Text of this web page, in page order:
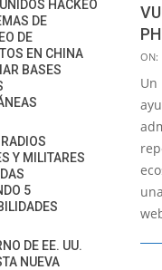
08-
31
ON:
Un
HACKEO
DE
DE
EN CHINA
BASES
Y MILITARES
5
DE EE. UU.
NUEVA